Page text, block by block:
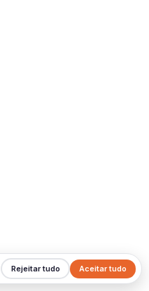
Aceitar tudo
Rejeitar tudo